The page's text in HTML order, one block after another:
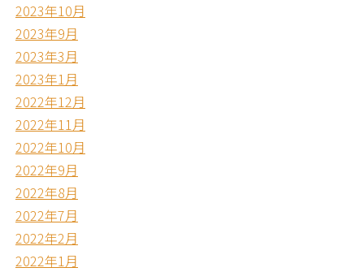
2023年10月
2023年9月
2023年3月
2023年1月
2022年12月
2022年11月
2022年10月
2022年9月
2022年8月
2022年7月
2022年2月
2022年1月